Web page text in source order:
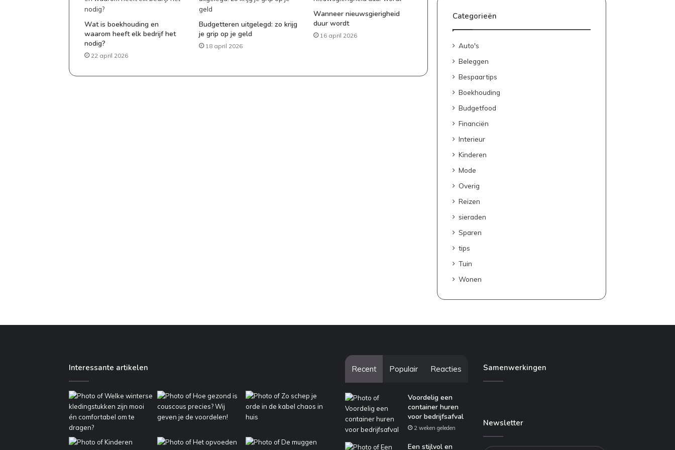
Wat is boekhouding en
waarom heeft elk bedrijf het
nodig?
22 april 2026
Budgetteren uitgelegd: zo krijg
je grip op je geld
18 april 2026
Wanneer nieuwsgierigheid
duur wordt
16 april 2026
Categorieën
Auto's
Beleggen
Bespaartips
Boekhouding
Budgetfood
Financiën
Interieur
Kinderen
Mode
Overig
Reizen
sieraden
Sparen
tips
Tuin
Wonen
Interessante artikelen Recent Populair Reacties
Voordelig een
container huren
voor bedrijfsafval
2 weken geleden
Een stijlvol en
Samenwerkingen
Newsletter